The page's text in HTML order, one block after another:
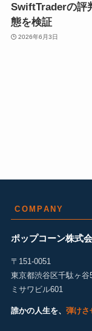
SwiftTraderの評
態を検証
2026年6月3日
COMPANY
ポップコーン株式
〒151-0051
東京都渋谷区千駄ヶ谷
ミサワビル601
誰かの人生を、 弾けさ